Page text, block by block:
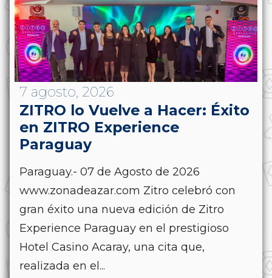
7 agosto, 2026
ZITRO lo Vuelve a Hacer: Éxito
en ZITRO Experience
Paraguay
Paraguay.- 07 de Agosto de 2026
www.zonadeazar.com Zitro celebró con
gran éxito una nueva edición de Zitro
Experience Paraguay en el prestigioso
Hotel Casino Acaray, una cita que,
realizada en el...